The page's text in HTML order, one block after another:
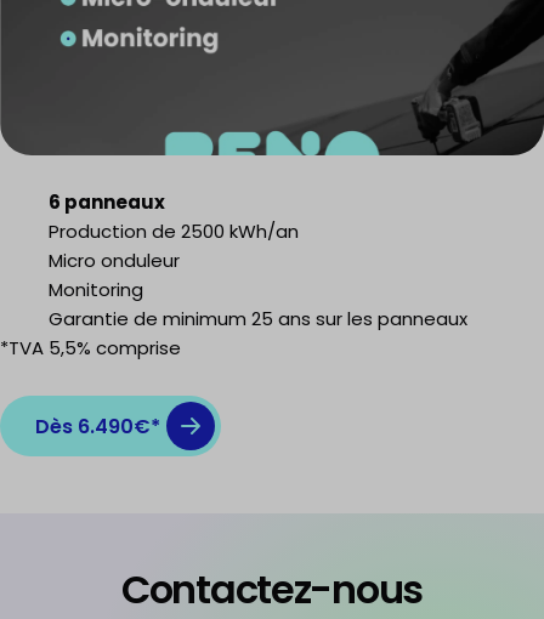
6 panneaux
Production de 2500 kWh/an
Micro onduleur
Monitoring
Garantie de minimum 25 ans sur les panneaux
*TVA 5,5% comprise
Dès 6.490€*
Contactez-nous